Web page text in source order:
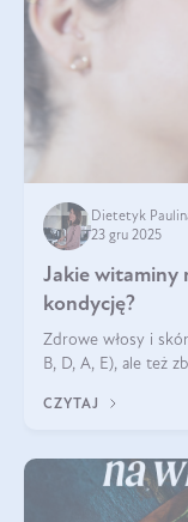
Dietetyk
23 gru 2025
Jakie witaminy
kondycję?
Zdrowe włosy i
B, D, A, E), ale też
wypadanie włosów.
CZYTAJ